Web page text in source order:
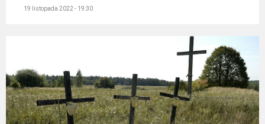
19 listopada 2022 - 19:30